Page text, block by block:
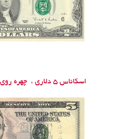
اسکاناس 5 دلاری ، چهره